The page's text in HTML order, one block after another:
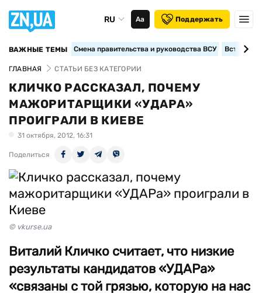
RU Аа Поддержать
ВАЖНЫЕ ТЕМЫ Смена правительства и руководства ВСУ
ГЛАВНАЯ СТАТЬИ БЕЗ КАТЕГОРИИ
КЛИЧКО РАССКАЗАЛ, ПОЧЕМУ
МАЖОРИТАРЩИКИ «УДАРА»
ПРОИГРАЛИ В КИЕВЕ
31 октября, 2012, 16:31
Поделиться
© vkurse.ua
Виталий Кличко считает, что низкие
результаты кандидатов «УДАРа»
«связаны с той грязью, которую на нас